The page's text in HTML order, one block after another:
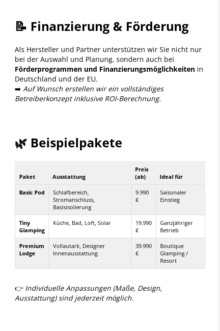
📝 Finanzierung & Förderung
Als Hersteller und Partner unterstützen wir Sie nicht nur
bei der Auswahl und Planung, sondern auch bei
Förderprogrammen und Finanzierungsmöglichkeiten in
Deutschland und der EU.
➡️ Auf Wunsch erstellen wir ein vollständiges
Betreiberkonzept inklusive ROI-Berechnung.
🌿 Beispielpakete
Paket Ausstattung
Preis
(ab)
Ideal für
Basic Pod
Schlafbereich,
Stromanschluss,
Basisisolierung
9.990
€
Saisonaler
Einstieg
Tiny
Glamping
Küche, Bad, Loft, Solar
19.990
€
Ganzjähriger
Betrieb
Premium
Lodge
Vollautark, Designer
Innenausstattung
39.990
€
Boutique
Glamping /
Resort
👉 Individuelle Anpassungen (Maße, Design,
Ausstattung) sind jederzeit möglich.